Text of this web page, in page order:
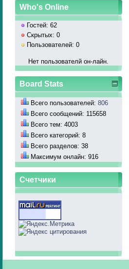
Who's Online
Гостей: 62
Скрытых: 0
Пользователей: 0
Нет пользователй он-лайн.
Board Stats
Всего пользователей: 806
Всего сообщений: 115658
Всего тем: 4003
Всего категорий: 8
Всего разделов: 38
Максимум онлайн: 916
Счетчики